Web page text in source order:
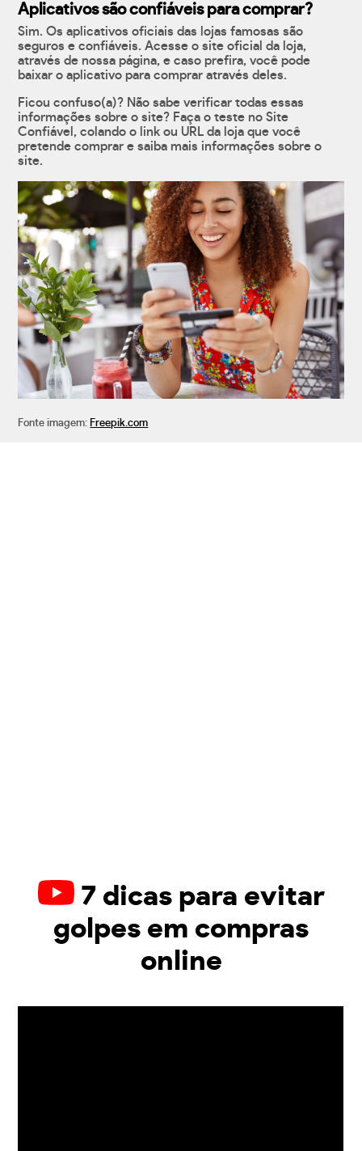
Aplicativos são confiáveis para comprar?
Sim. Os aplicativos oficiais das lojas famosas são
seguros e confiáveis. Acesse o site oficial da loja,
através de nossa página, e caso prefira, você pode
baixar o aplicativo para comprar através deles.
Ficou confuso(a)? Não sabe verificar todas essas
informações sobre o site? Faça o teste no Site
Confiável, colando o link ou URL da loja que você
pretende comprar e saiba mais informações sobre o
site.
Fonte imagem: Freepik.com
7 dicas para evitar
golpes em compras
online